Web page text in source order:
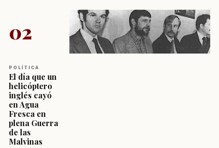
02
POLÍTICA
El día que un
helicóptero
inglés cayó
en Agua
Fresca en
plena Guerra
de las
Malvinas